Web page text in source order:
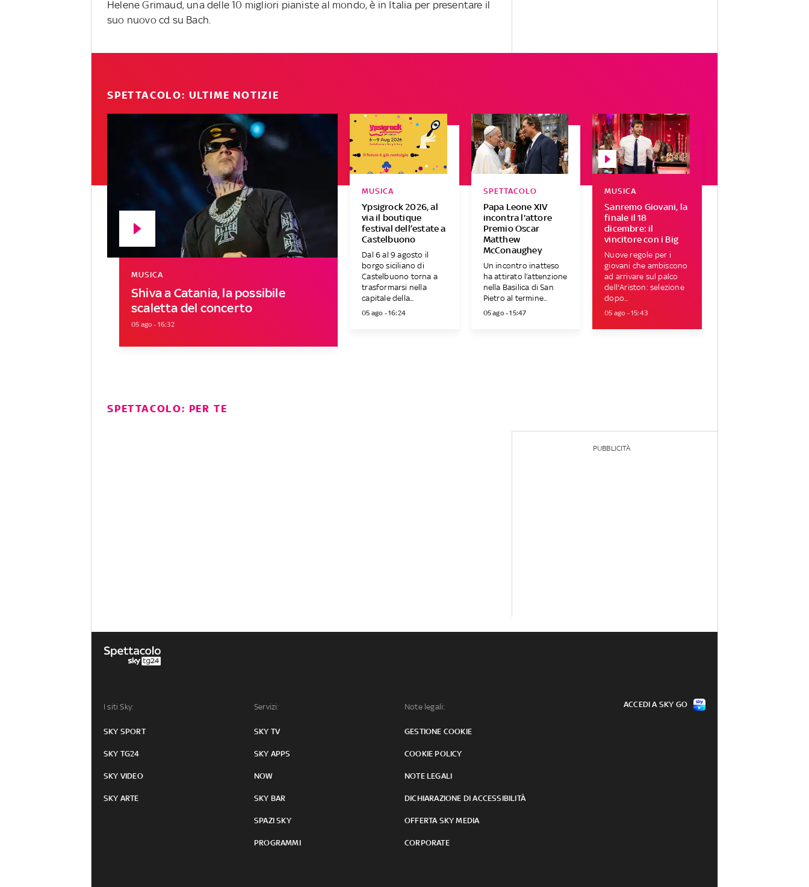
Helene Grimaud, una delle 10 migliori pianiste al mondo, è in Italia per presentare il
suo nuovo cd su Bach.
SPETTACOLO: ULTIME NOTIZIE
Shiva a Catania, la possibile
scaletta del concerto
MUSICA
05 ago - 16:32
Ypsigrock 2026, al
via il boutique
festival dell’estate a
Castelbuono
MUSICA
Dal 6 al 9 agosto il
borgo siciliano di
Castelbuono torna a
trasformarsi nella
capitale della...
05 ago - 16:24
Papa Leone XIV
incontra l'attore
Premio Oscar
Matthew
McConaughey
SPETTACOLO
Un incontro inatteso
ha attirato l’attenzione
nella Basilica di San
Pietro al termine...
05 ago - 15:47
Sanremo Giovani, la
finale il 18
dicembre: il
vincitore con i Big
MUSICA
Nuove regole per i
giovani che ambiscono
ad arrivare sul palco
dell'Ariston: selezione
dopo...
05 ago - 15:43
SPETTACOLO: PER TE
PUBBLICITÀ
I siti Sky:
SKY SPORT
SKY TG24
SKY VIDEO
SKY ARTE
Servizi:
SKY TV
SKY APPS
NOW
SKY BAR
SPAZI SKY
PROGRAMMI
Note legali:
GESTIONE COOKIE
COOKIE POLICY
NOTE LEGALI
DICHIARAZIONE DI ACCESSIBILITÀ
OFFERTA SKY MEDIA
CORPORATE
ACCEDI A SKY GO